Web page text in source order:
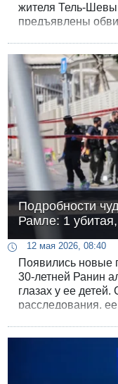
жителя Тель-
предъявлены
умышленном
разбирательству
материалы
спланированную
Подробности
Рамле: 1
12 мая 2026, 08:40
Появились новые
30-летней Ранин
глазах у ее
расследования,
мужчина
по находившимся